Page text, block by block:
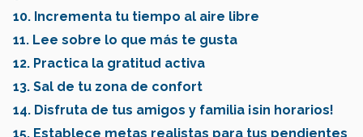
10. Incrementa tu tiempo al aire libre
11. Lee sobre lo que más te gusta
12. Practica la gratitud activa
13. Sal de tu zona de confort
14. Disfruta de tus amigos y familia ¡sin horarios!
15. Establece metas realistas para tus pendientes